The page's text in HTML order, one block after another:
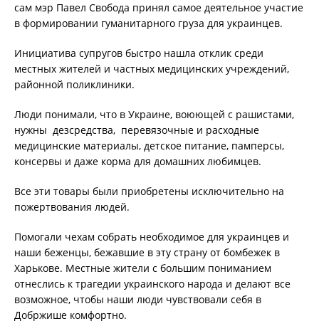
сам мэр Павел Свобода принял самое деятельное участие
в формировании гуманитарного груза для украинцев.
Инициатива супругов быстро нашла отклик среди
местных жителей и частных медицинских учреждений,
районной поликлиники.
Люди понимали, что в Украине, воюющей с рашистами,
нужны дезсредства, перевязочные и расходные
медицинские материалы, детское питание, памперсы,
консервы и даже корма для домашних любимцев.
Все эти товары были приобретены исключительно на
пожертвования людей.
Помогали чехам собрать необходимое для украинцев и
наши беженцы, бежавшие в эту страну от бомбежек в
Харькове. Местные жители с большим пониманием
отнеслись к трагедии украинского народа и делают все
возможное, чтобы наши люди чувствовали себя в
Добржише комфортно.